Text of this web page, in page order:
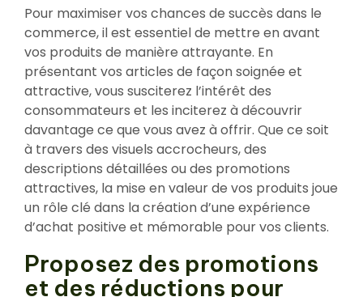
Pour maximiser vos chances de succès dans le
commerce, il est essentiel de mettre en avant
vos produits de manière attrayante. En
présentant vos articles de façon soignée et
attractive, vous susciterez l’intérêt des
consommateurs et les inciterez à découvrir
davantage ce que vous avez à offrir. Que ce soit
à travers des visuels accrocheurs, des
descriptions détaillées ou des promotions
attractives, la mise en valeur de vos produits joue
un rôle clé dans la création d’une expérience
d’achat positive et mémorable pour vos clients.
Proposez des promotions
et des réductions pour